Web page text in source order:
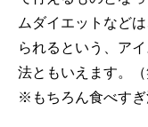
ムダイエットなど
られるという、ア
法ともいえます。（
※もちろん食べす